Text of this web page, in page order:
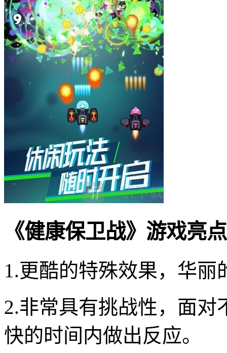
《健康保卫战》游戏亮
1.更酷的特殊效果，华丽
2.非常具有挑战性，面
快的时间内做出反应。